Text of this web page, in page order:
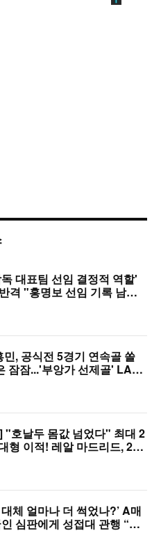
대표팀 선임 결정적 역할'
격 "홍명보 선임 기록 남아
, 공식전 5경기 연속골 쏠
잠잠...'부앙가 선제골' LAF
"호날두 몸값 넘었다" 최대 2
형 이적! 레알 마드리드, 21
체 얼마나 더 썩었나?’ A매
심판에게 성접대 관행 “그